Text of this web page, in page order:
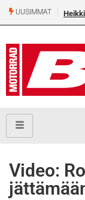
UUSIMMAT
Video: